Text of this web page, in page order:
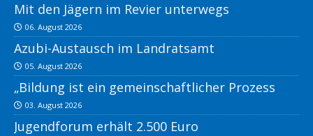
Mit den Jägern im Revier unterwegs
06. August 2026
Azubi-Austausch im Landratsamt
05. August 2026
„Bildung ist ein gemeinschaftlicher Prozess
03. August 2026
Jugendforum erhält 2.500 Euro